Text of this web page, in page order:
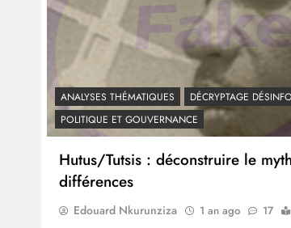
ANALYSES THÉMATIQUES
DÉCRYPTAGE
POLITIQUE ET GOUVERNANCE
Hutus/Tutsis : déconstruire le
différences
Edouard Nkurunziza 1 an ago 17